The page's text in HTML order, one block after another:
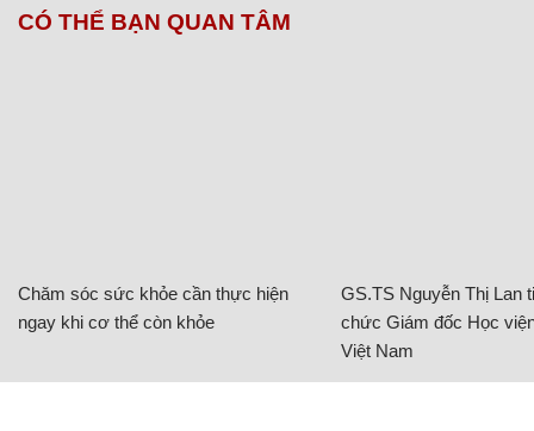
CÓ THỂ BẠN QUAN TÂM
Chăm sóc sức khỏe cần thực hiện
ngay khi cơ thể còn khỏe
GS.TS Nguyễn Thị Lan
chức Giám đốc Học
Việt Nam